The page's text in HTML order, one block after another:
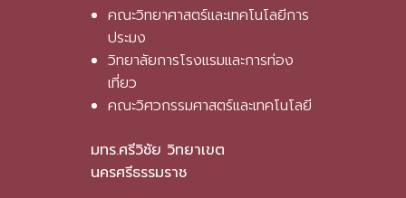
คณะวิทยาศาสตร์และเทคโนโลยีการ
ประมง
วิทยาลัยการโรงแรมและการท่อง
เที่ยว
คณะวิศวกรรมศาสตร์และเทคโนโลยี
มทร.ศรีวิชัย วิทยาเขต
นครศรีธรรมราช